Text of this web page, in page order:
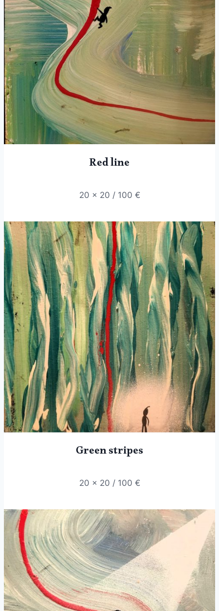
Red line
20 x 20 / 100 €
Green stripes
20 x 20 / 100 €